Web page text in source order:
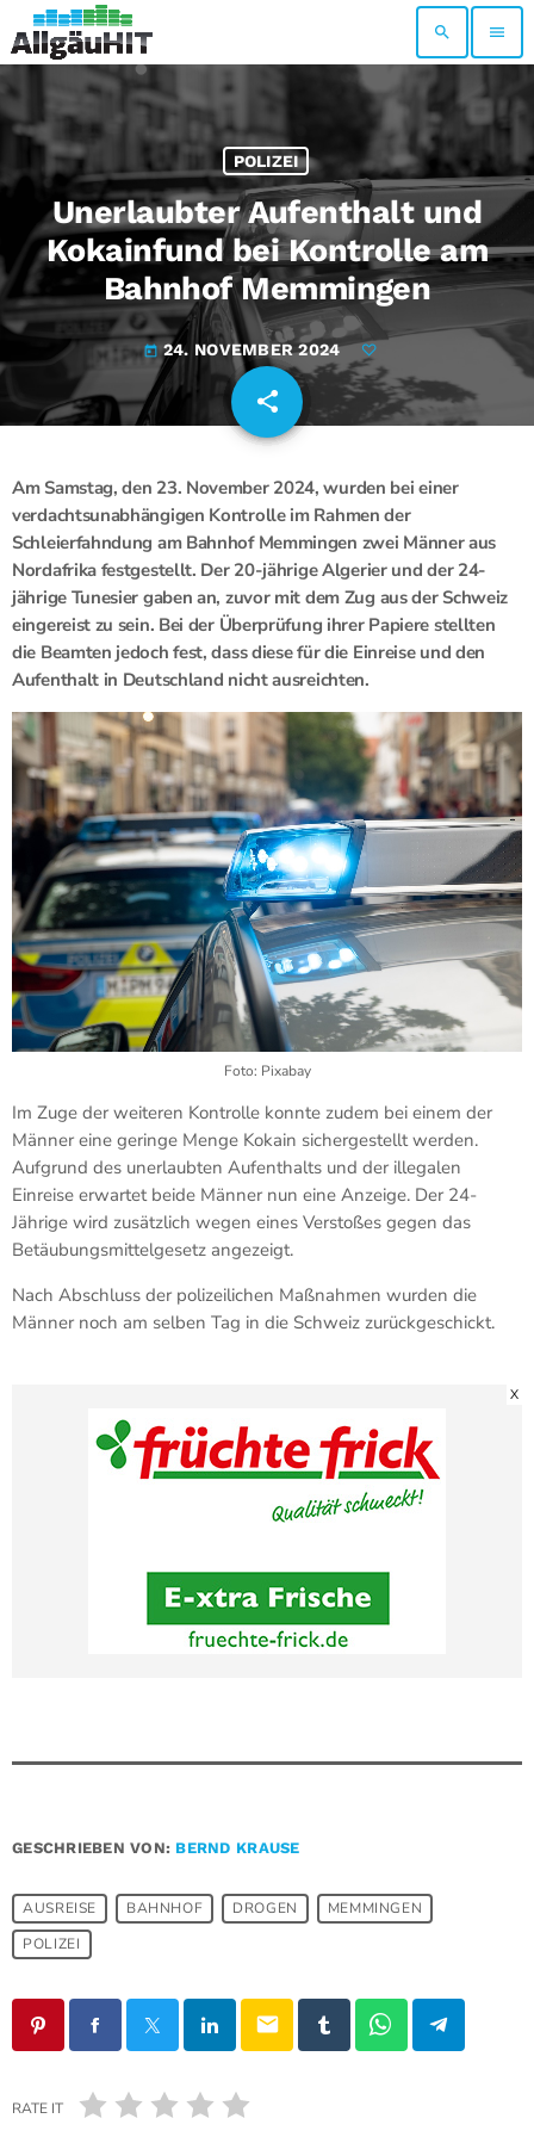
search menu
POLIZEI
Unerlaubter Aufenthalt und
Kokainfund bei Kontrolle am
Bahnhof Memmingen
today 24. NOVEMBER 2024
share
email
Am Samstag, den 23. November 2024, wurden bei einer
verdachtsunabhängigen Kontrolle im Rahmen der
Schleierfahndung am Bahnhof Memmingen zwei Männer aus
Nordafrika festgestellt. Der 20-jährige Algerier und der 24-
jährige Tunesier gaben an, zuvor mit dem Zug aus der Schweiz
eingereist zu sein. Bei der Überprüfung ihrer Papiere stellten
die Beamten jedoch fest, dass diese für die Einreise und den
Aufenthalt in Deutschland nicht ausreichten.
Foto: Pixabay
Im Zuge der weiteren Kontrolle konnte zudem bei einem der
Männer eine geringe Menge Kokain sichergestellt werden.
Aufgrund des unerlaubten Aufenthalts und der illegalen
Einreise erwartet beide Männer nun eine Anzeige. Der 24-
Jährige wird zusätzlich wegen eines Verstoßes gegen das
Betäubungsmittelgesetz angezeigt.
Nach Abschluss der polizeilichen Maßnahmen wurden die
Männer noch am selben Tag in die Schweiz zurückgeschickt.
X
GESCHRIEBEN VON: BERND KRAUSE
AUSREISE BAHNHOF DROGEN
MEMMINGEN
POLIZEI
email
RATE IT